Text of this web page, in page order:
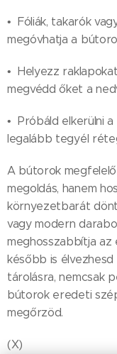
• Fóliák, takarók
megóvhatja a
• Helyezz
megvédd őket a
• Próbáld elkerülni
legalább tegyél
A bútorok
megoldás, hanem
környezetbarát
vagy modern
meghosszabbítja
később is élvezhesd
tárolásra, nemcsak
bútorok eredeti
megőrzöd.
(X)